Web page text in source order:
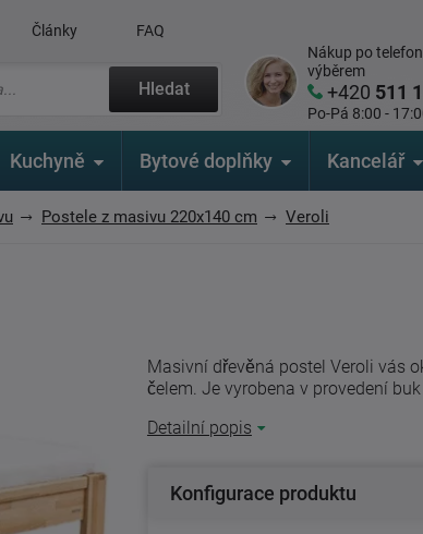
Články FAQ
Hledat
Nákup po
výběrem
+420 511
Po-Pá 8:00 -
Kuchyně Bytové doplňky Kancelář
Postele z masivu 220x140 cm Veroli
Masivní dřevěná postel Veroli vás
čelem. Je vyrobena v provedení
Detailní popis
Konfigurace produktu